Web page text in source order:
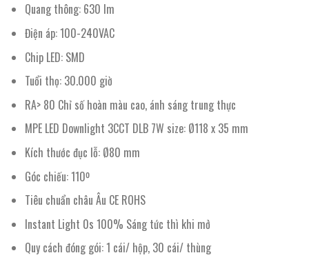
Quang thông: 630 lm
Điện áp: 100-240VAC
Chip LED: SMD
Tuổi thọ: 30.000 giờ
RA> 80 Chỉ số hoàn màu cao, ánh sáng trung thực
MPE LED Downlight 3CCT DLB 7W size: Ø118 x 35 mm
Kích thước đục lỗ: Ø80 mm
Góc chiếu: 110º
Tiêu chuẩn châu Âu CE ROHS
Instant Light 0s 100% Sáng tức thì khi mở
Quy cách đóng gói: 1 cái/ hộp, 30 cái/ thùng